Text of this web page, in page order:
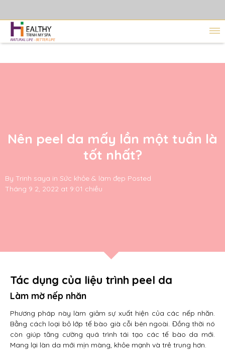
Nên peel da mấy lần một tuần là
tốt nhất?
By Trinh saya in Sức khỏe & làm đẹp Posted
Tháng 9 2, 2022 at 9:01 chiều
Tác dụng của liệu trình peel da
Làm mờ nếp nhăn
Phương pháp này làm giảm sự xuất hiện của các nếp nhăn.
Bằng cách loại bỏ lớp tế bào già cỗi bên ngoài. Đồng thời nó
còn giúp tăng cường quá trình tái tạo các tế bào da mới.
Mang lại làn da mới mịn màng, khỏe mạnh và trẻ trung hơn.